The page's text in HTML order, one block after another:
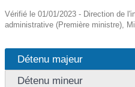
Vérifié le 01/01/2023 - Direction de
administrative (Première ministre),
Détenu majeur
Détenu mineur